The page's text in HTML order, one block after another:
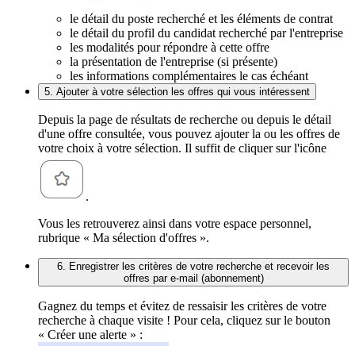
le détail du poste recherché et les éléments de contrat
le détail du profil du candidat recherché par l'entreprise
les modalités pour répondre à cette offre
la présentation de l'entreprise (si présente)
les informations complémentaires le cas échéant
5. Ajouter à votre sélection les offres qui vous intéressent
Depuis la page de résultats de recherche ou depuis le détail
d'une offre consultée, vous pouvez ajouter la ou les offres de
votre choix à votre sélection. Il suffit de cliquer sur l'icône
.
Vous les retrouverez ainsi dans votre espace personnel,
rubrique « Ma sélection d'offres ».
6. Enregistrer les critères de votre recherche et recevoir les
offres par e-mail (abonnement)
Gagnez du temps et évitez de ressaisir les critères de votre
recherche à chaque visite ! Pour cela, cliquez sur le bouton
« Créer une alerte » :